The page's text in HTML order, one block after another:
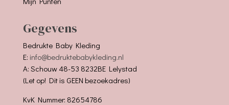
Gegevens
Bedrukte Baby Kleding
E: info@bedruktebabykleding.nl
A: Schouw 48-53 8232BE Lelystad
(Let op! Dit is GEEN bezoekadres)
KvK Nummer: 82654786